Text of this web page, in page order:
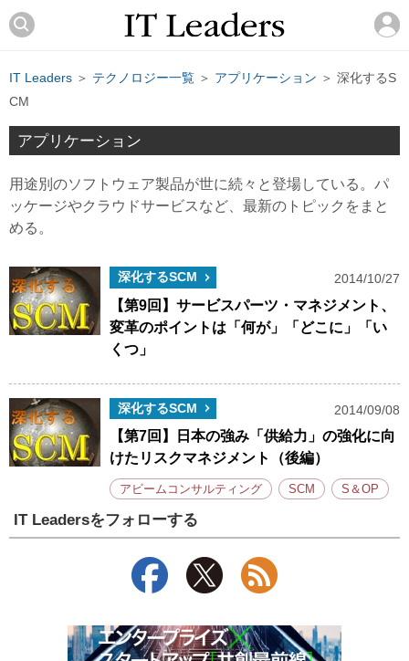
IT Leaders ＞ テクノロジー一覧 ＞ アプリケーション ＞ 深化するS
CM
アプリケーション
用途別のソフトウェア製品が世に続々と登場している。パ
ッケージやクラウドサービスなど、最新のトピックをまと
める。
深化するSCM 2014/10/27
【第9回】サービスパーツ・マネジメント、
変革のポイントは「何が」「どこに」「い
くつ」
深化するSCM 2014/09/08
【第7回】日本の強み「供給力」の強化に向
けたリスクマネジメント（後編）
アビームコンサルティング SCM S＆OP
IT Leadersをフォローする